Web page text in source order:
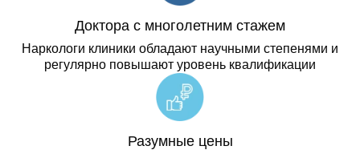
Доктора с многолетним стажем
Наркологи клиники обладают научными степенями и
регулярно повышают уровень квалификации
Разумные цены